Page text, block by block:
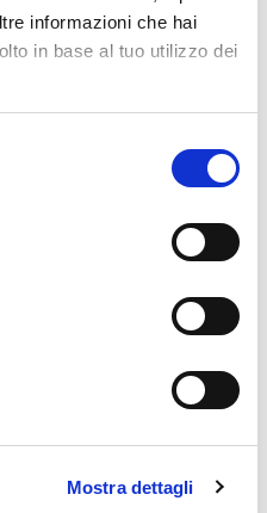
informazioni che hai
in base al tuo utilizzo dei
Mostra dettagli
8